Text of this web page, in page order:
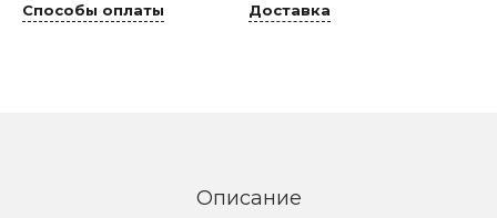
Способы оплаты Доставка
Описание